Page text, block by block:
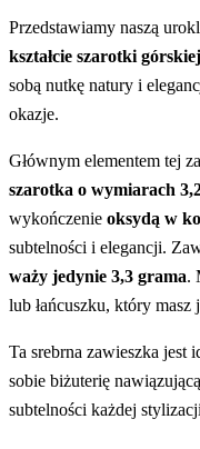
Przedstawiamy naszą
kształcie szarotki górskiej
sobą nutkę natury i
okazje.
Głównym elementem tej
szarotka o wymiarach
wykończenie oksydą w
subtelności i elegancji.
waży jedynie 3,3 grama.
lub łańcuszku, który
Ta srebrna zawieszka jest
sobie biżuterię
subtelności każdej